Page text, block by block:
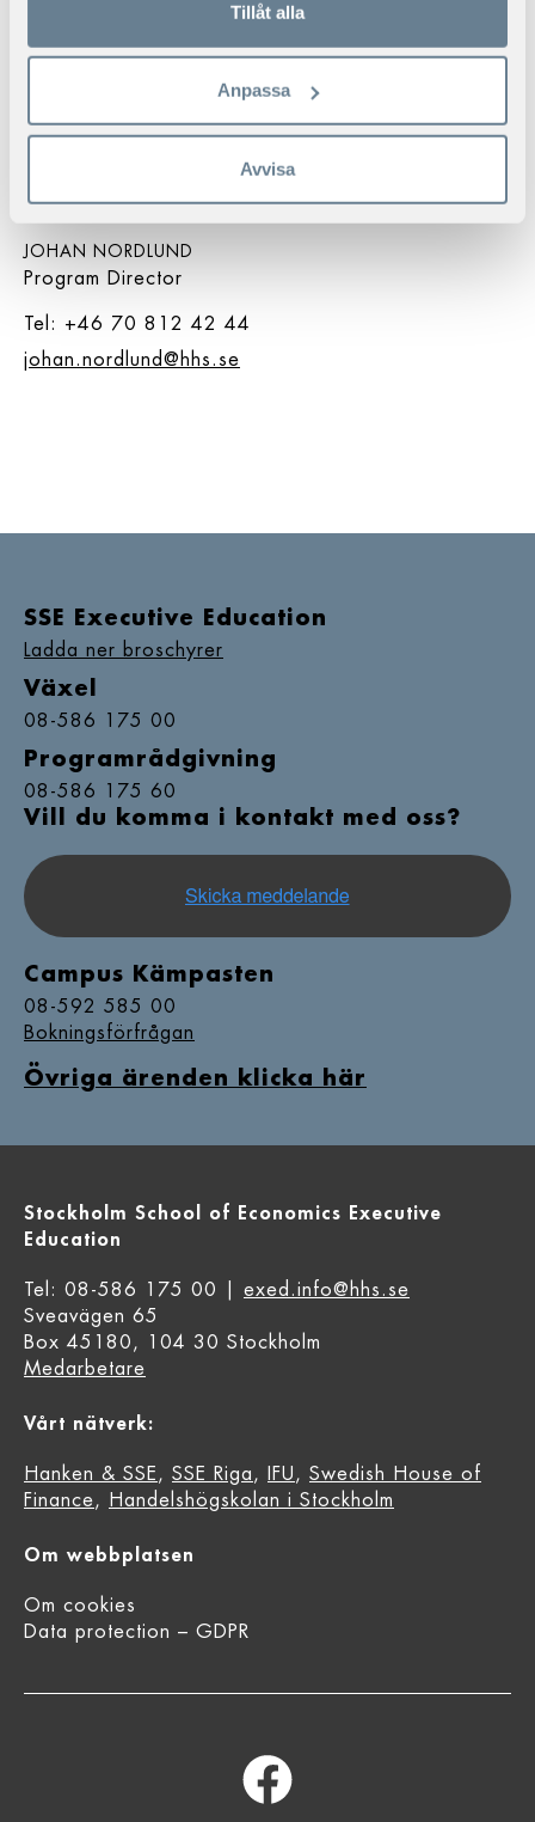
Tillåt alla
Anpassa
Avvisa
KONTAKTA MIG
JOHAN NORDLUND
Program Director
Tel: +46 70 812 42 44
johan.nordlund@hhs.se
SSE Executive Education
Ladda ner broschyrer
Växel
08-586 175 00
Programrådgivning
08-586 175 60
Vill du komma i kontakt med oss?
Campus Kämpasten
08-592 585 00
Bokningsförfrågan
Övriga ärenden klicka här
Stockholm School of Economics Executive
Education
Tel: 08-586 175 00 | exed.info@hhs.se
Sveavägen 65
Box 45180, 104 30 Stockholm
Medarbetare
Vårt nätverk:
Hanken & SSE , SSE Riga , IFU , Swedish House of
Finance, Handelshögskolan i Stockholm
Om webbplatsen
Om cookies
Data protection – GDPR